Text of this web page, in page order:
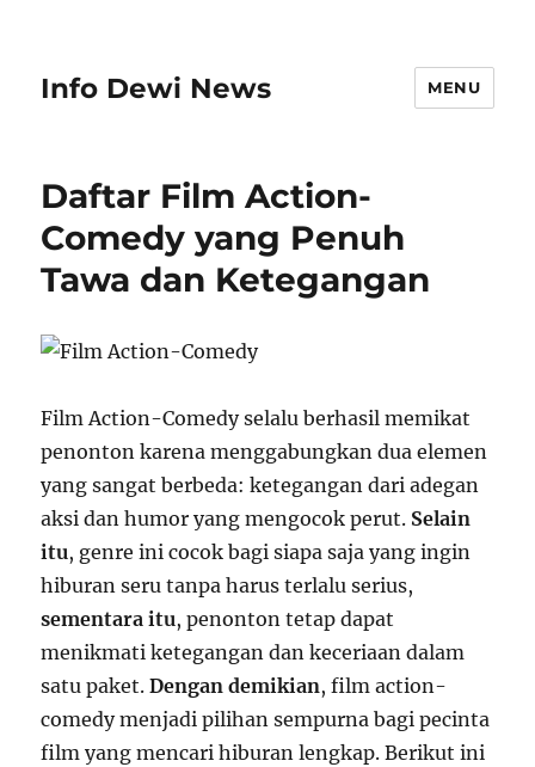
Info Dewi News MENU
Daftar Film Action-
Comedy yang Penuh
Tawa dan Ketegangan
Film Action-Comedy selalu berhasil memikat
penonton karena menggabungkan dua elemen
yang sangat berbeda: ketegangan dari adegan
aksi dan humor yang mengocok perut. Selain
itu, genre ini cocok bagi siapa saja yang ingin
hiburan seru tanpa harus terlalu serius,
sementara itu, penonton tetap dapat
menikmati ketegangan dan keceriaan dalam
satu paket.Dengan demikian, film action-
comedy menjadi pilihan sempurna bagi pecinta
film yang mencari hiburan lengkap. Berikut ini